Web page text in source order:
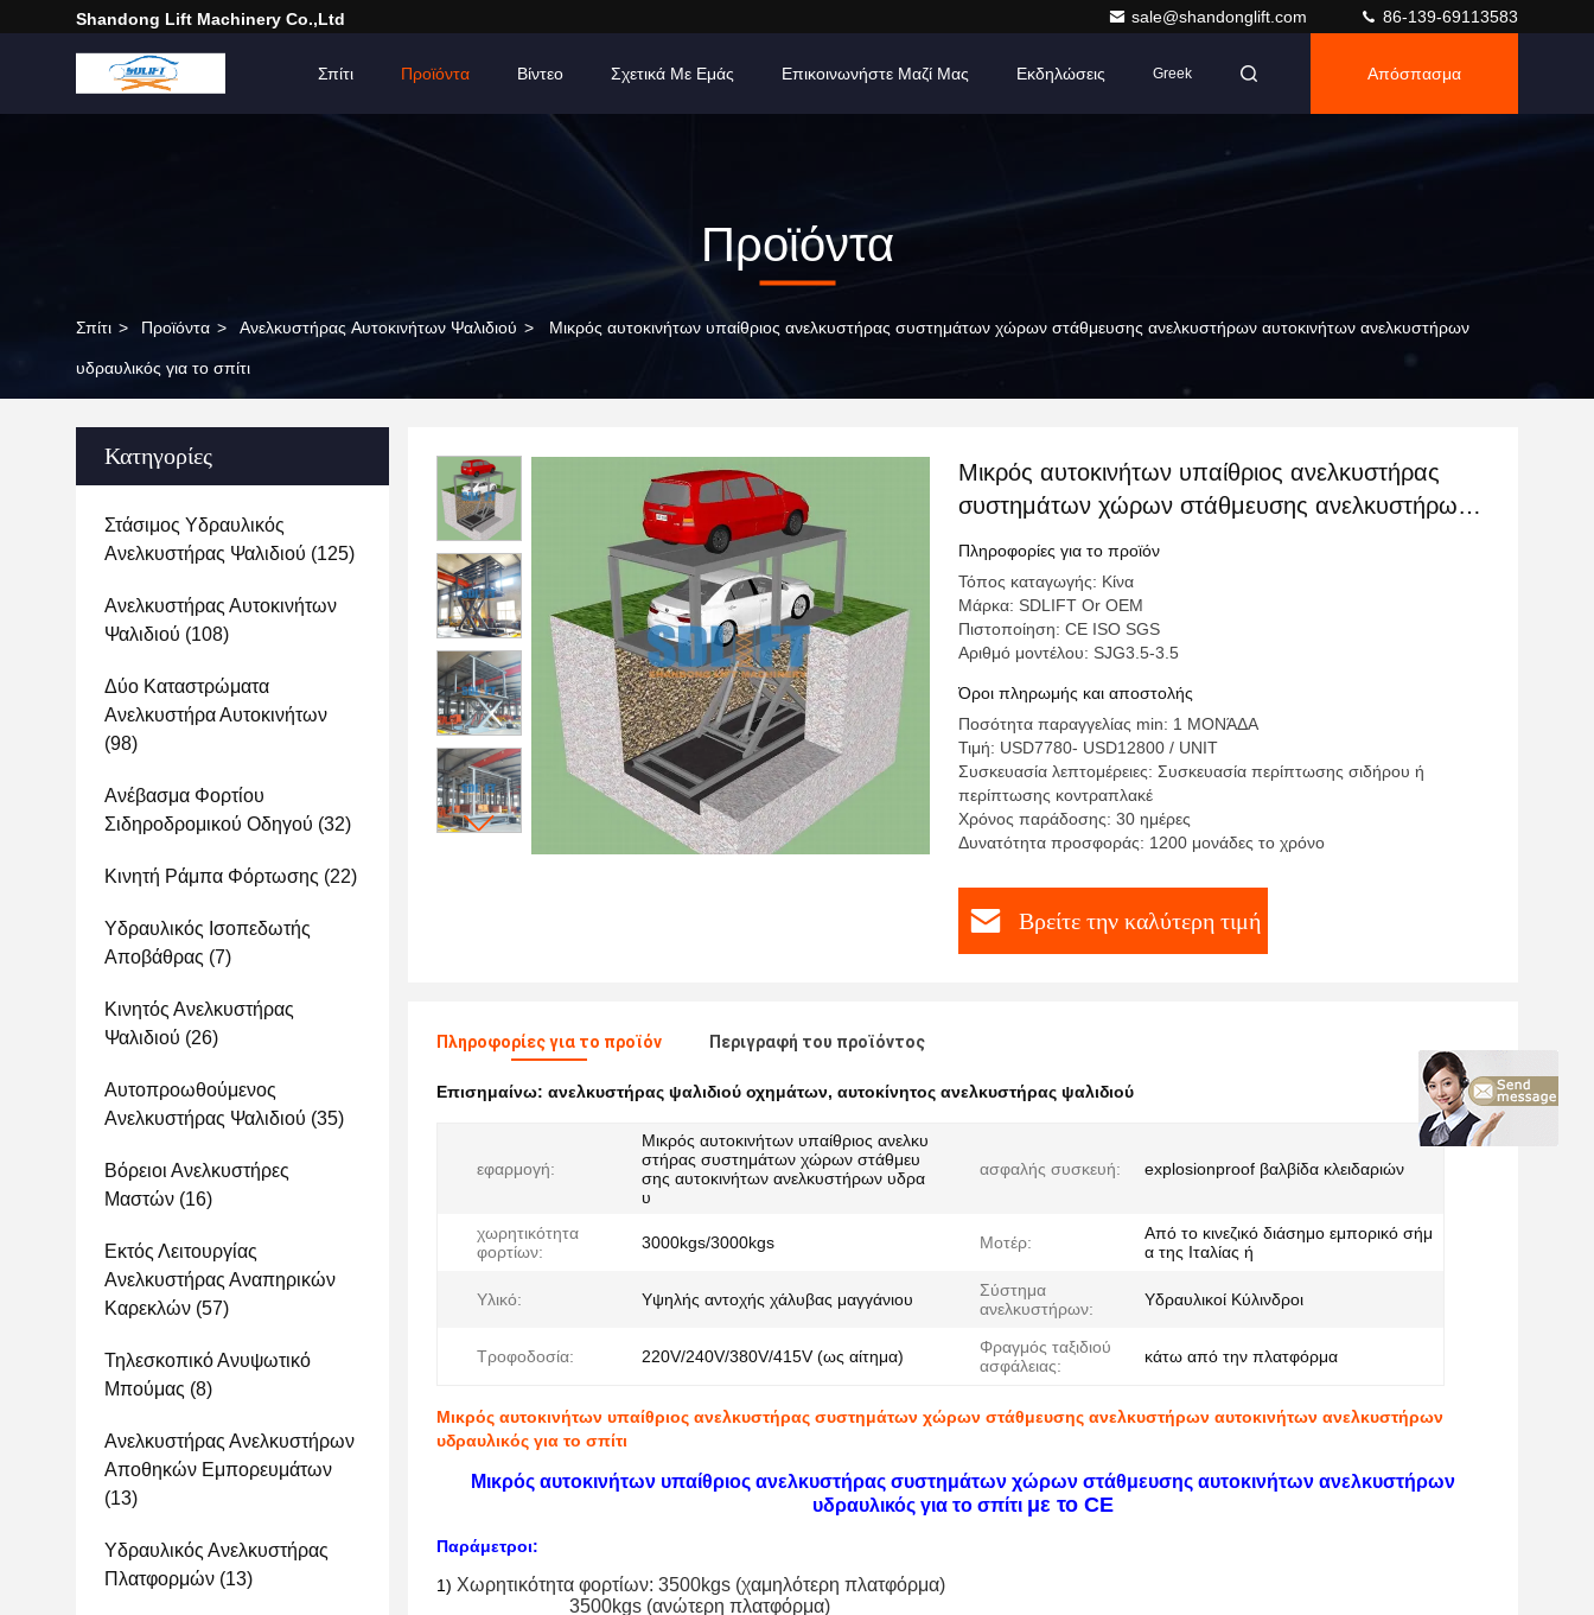
Shandong Lift Machinery Co.,Ltd sale@shandonglift.com 86-139-69113583
Σπίτι Προϊόντα Βίντεο Σχετικά Με Εμάς Επικοινωνήστε Μαζί Μας Εκδηλώσεις Greek Απόσπασμα
Προϊόντα
Σπίτι > Προϊόντα > Ανελκυστήρας Αυτοκινήτων Ψαλιδιού > Μικρός αυτοκινήτων υπαίθριος ανελκυστήρας συστημάτων χώρων στάθμευσης ανελκυστήρων αυτοκινήτων ανελκυστήρων
υδραυλικός για το σπίτι
Κατηγορίες
Στάσιμος Υδραυλικός
Ανελκυστήρας Ψαλιδιού (125)
Ανελκυστήρας Αυτοκινήτων
Ψαλιδιού (108)
Δύο Καταστρώματα
Ανελκυστήρα Αυτοκινήτων
(98)
Ανέβασμα Φορτίου
Σιδηροδρομικού Οδηγού (32)
Κινητή Ράμπα Φόρτωσης (22)
Υδραυλικός Ισοπεδωτής
Αποβάθρας (7)
Κινητός Ανελκυστήρας
Ψαλιδιού (26)
Αυτοπροωθούμενος
Ανελκυστήρας Ψαλιδιού (35)
Βόρειοι Ανελκυστήρες
Μαστών (16)
Εκτός Λειτουργίας
Ανελκυστήρας Αναπηρικών
Καρεκλών (57)
Τηλεσκοπικό Ανυψωτικό
Μπούμας (8)
Ανελκυστήρας Ανελκυστήρων
Αποθηκών Εμπορευμάτων
(13)
Υδραυλικός Ανελκυστήρας
Πλατφορμών (13)
Μικρός αυτοκινήτων υπαίθριος ανελκυστήρας
συστημάτων χώρων στάθμευσης ανελκυστήρων
αυτοκινήτων ανελκυστήρων υδραυλικός για το
σπίτι
Πληροφορίες για το προϊόν
Τόπος καταγωγής: Κίνα
Μάρκα: SDLIFT Or OEM
Πιστοποίηση: CE ISO SGS
Αριθμό μοντέλου: SJG3.5-3.5
Όροι πληρωμής και αποστολής
Ποσότητα παραγγελίας min: 1 ΜΟΝΆΔΑ
Τιμή: USD7780- USD12800 / UNIT
Συσκευασία λεπτομέρειες: Συσκευασία περίπτωσης σιδήρου ή
περίπτωσης κοντραπλακέ
Χρόνος παράδοσης: 30 ημέρες
Δυνατότητα προσφοράς: 1200 μονάδες το χρόνο
Βρείτε την καλύτερη τιμή
Πληροφορίες για το προϊόν Περιγραφή του προϊόντος
Επισημαίνω: ανελκυστήρας ψαλιδιού οχημάτων, αυτοκίνητος ανελκυστήρας ψαλιδιού
εφαρμογή:
Μικρός αυτοκινήτων υπαίθριος ανελκυ
στήρας συστημάτων χώρων στάθμευ
σης αυτοκινήτων ανελκυστήρων υδρα
υ
ασφαλής συσκευή: explosionproof βαλβίδα κλειδαριών
χωρητικότητα
φορτίων:
3000kgs/3000kgs Μοτέρ:
Από το κινεζικό διάσημο εμπορικό σήμ
α της Ιταλίας ή
Υλικό: Υψηλής αντοχής χάλυβας μαγγάνιου
Σύστημα
ανελκυστήρων:
Υδραυλικοί Κύλινδροι
Τροφοδοσία: 220V/240V/380V/415V (ως αίτημα)
Φραγμός ταξιδιού
ασφάλειας:
κάτω από την πλατφόρμα
Μικρός αυτοκινήτων υπαίθριος ανελκυστήρας συστημάτων χώρων στάθμευσης ανελκυστήρων αυτοκινήτων ανελκυστήρων
υδραυλικός για το σπίτι
Μικρός αυτοκινήτων υπαίθριος ανελκυστήρας συστημάτων χώρων στάθμευσης αυτοκινήτων ανελκυστήρων
υδραυλικός για το σπίτι με το CE
Παράμετροι:
1) Χωρητικότητα φορτίων: 3500kgs (χαμηλότερη πλατφόρμα)
3500kgs (ανώτερη πλατφόρμα)